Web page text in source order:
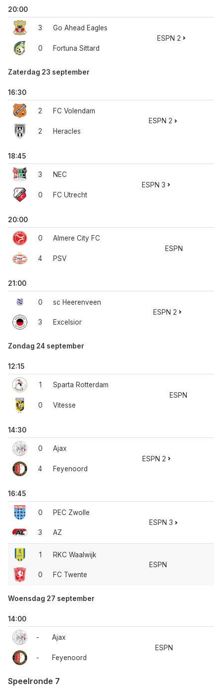
20:00
3
0
Go Ahead Eagles
Fortuna Sittard
ESPN 2
Zaterdag 23 september
16:30
2
2
FC Volendam
Heracles
ESPN 2
18:45
3
0
NEC
FC Utrecht
ESPN 3
20:00
0
4
Almere City FC
PSV
ESPN
21:00
0
3
sc Heerenveen
Excelsior
ESPN 2
Zondag 24 september
12:15
1
0
Sparta Rotterdam
Vitesse
ESPN
14:30
0
4
Ajax
Feyenoord
ESPN 2
16:45
0
3
PEC Zwolle
AZ
ESPN 3
1
0
RKC Waalwijk
FC Twente
ESPN
Woensdag 27 september
14:00
-
-
Ajax
Feyenoord
ESPN
Speelronde 7